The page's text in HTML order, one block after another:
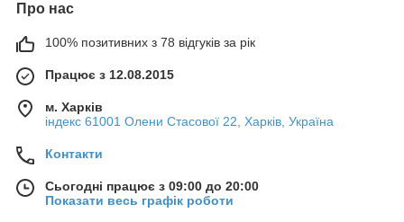
Про нас
100% позитивних з 78 відгуків за рік
Працює з 12.08.2015
м. Харків
індекс 61001 Олени Стасової 22, Харків, Україна
Контакти
Сьогодні працює з 09:00 до 20:00
Показати весь графік роботи